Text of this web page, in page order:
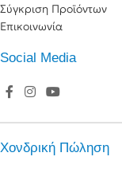
Σύγκριση Προϊόντων
Επικοινωνία
Social Media
Χονδρική Πώληση